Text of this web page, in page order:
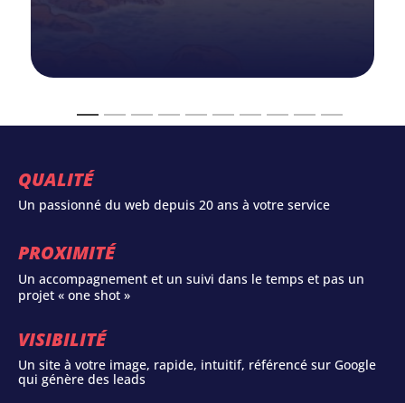
QUALITÉ
Un passionné du web depuis 20 ans à votre service
PROXIMITÉ
Un accompagnement et un suivi dans le temps et pas un
projet « one shot »
VISIBILITÉ
Un site à votre image, rapide, intuitif, référencé sur Google
qui génère des leads